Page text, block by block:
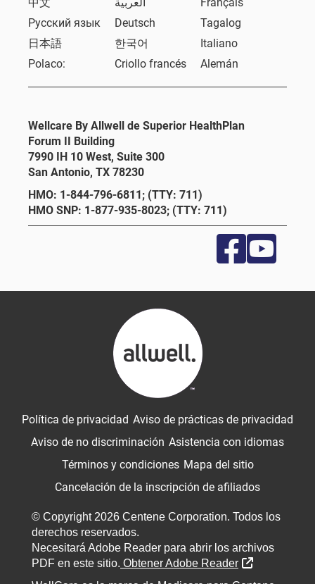
Русский язык
Deutsch
Tagalog
日本語
한국어
Italiano
Polaco:
Criollo francés Alemán
Wellcare By Allwell de Superior HealthPlan
Forum II Building
7990 IH 10 West, Suite 300
San Antonio, TX 78230
HMO: 1-844-796-6811; (TTY: 711)
HMO SNP: 1-877-935-8023; (TTY: 711)
Política de privacidad Aviso de prácticas de privacidad
Aviso de no discriminación Asistencia con idiomas
Términos y condiciones Mapa del sitio
Cancelación de la inscripción de afiliados
© Copyright 2026 Centene Corporation. Todos los
derechos reservados.
Necesitará Adobe Reader para abrir los archivos
PDF en este sitio. Obtener Adobe Reader
External